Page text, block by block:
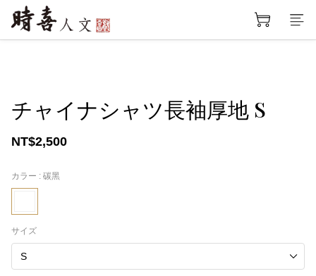
チャイナシャツ長袖厚地 S
NT$2,500
カラー : 碳黑
サイズ